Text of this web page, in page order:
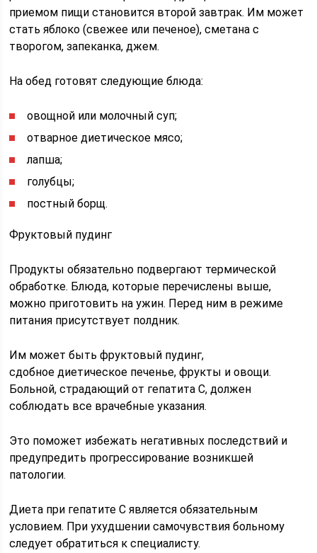
приемом пищи становится второй завтрак. Им может
стать яблоко (свежее или печеное), сметана с
творогом, запеканка, джем.
На обед готовят следующие блюда:
овощной или молочный суп;
отварное диетическое мясо;
лапша;
голубцы;
постный борщ.
Фруктовый пудинг
Продукты обязательно подвергают термической
обработке. Блюда, которые перечислены выше,
можно приготовить на ужин. Перед ним в режиме
питания присутствует полдник.
Им может быть фруктовый пудинг,
сдобное диетическое печенье, фрукты и овощи.
Больной, страдающий от гепатита С, должен
соблюдать все врачебные указания.
Это поможет избежать негативных последствий и
предупредить прогрессирование возникшей
патологии.
Диета при гепатите С является обязательным
условием. При ухудшении самочувствия больному
следует обратиться к специалисту.